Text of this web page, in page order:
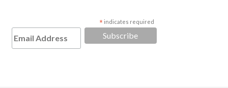
* indicates required